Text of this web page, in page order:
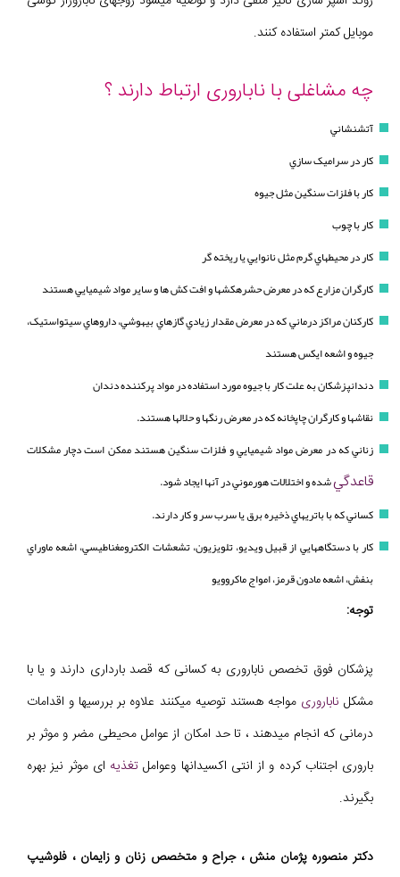
موبایل کمتر استفاده کنند.
چه مشاغلی با ناباروری ارتباط دارند ؟
آتشنشاني
کار در سراميک سازي
کار با فلزات سنگين مثل جيوه
کار با چوب
کار در محيطهاي گرم مثل نانوايي يا ريخته گر
کارگران مزارع که در معرض حشرهکشها و افت کش ها و ساير مواد شيميايي هستند
کارکنان مراکز درماني که در معرض مقدار زيادي گازهاي بيهوشي، داروهاي سيتواستيک،
جيوه و اشعه ايکس هستند
دندانپزشکان به علت کار با جيوه مورد استفاده در مواد پرکننده دندان
نقاشها و کارگران چاپخانه که در معرض رنگها و حلالها هستند.
زناني که در معرض مواد شيميايي و فلزات سنگين هستند ممکن است دچار مشکلات
قاعدگيشده و اختلالات هورموني در آنها ايجاد شود.
کساني که با باتريهاي ذخيره برق يا سرب سر و کار دارند.
کار با دستگاههايي از قبيل ويديو، تلويزيون، تشعشات الکترومغناطيسي، اشعه ماوراي
بنفش، اشعه مادون قرمز، امواج ماکروويو
توجه:
پزشکان فوق تخصص ناباروری به کسانی که قصد بارداری دارند و یا با
مشکل ناباروری مواجه هستند توصیه میکنند علاوه بر بررسیها و اقدامات
درمانی که انجام میدهند ، تا حد امکان از عوامل محیطی مضر و موثر بر
باروری اجتناب کرده و از انتی اکسیدانها وعوامل تغذیه ای موثر نیز بهره
بگیرند.
دکتر منصوره پژمان منش ، جراح و متخصص زنان و زایمان ، فلوشیپ